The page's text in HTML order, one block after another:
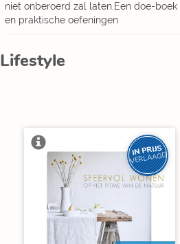
niet onberoerd zal laten.Een doe-
en praktische oefeningen
Lifestyle
IN PRIJS
VERLAAGD